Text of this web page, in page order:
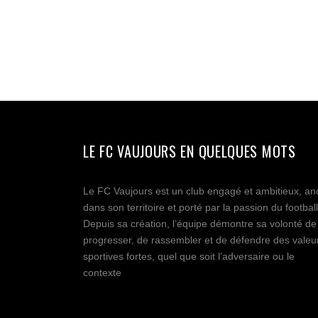
LE FC VAUJOURS EN QUELQUES MOTS
Le FC Vaujours est un club engagé et ambitieux,
dans son territoire et porté par la passion du football.
Depuis sa création, l’équipe démontre sa volonté de
progresser, de rassembler et de défendre des
sportives fortes, quel que soit l’adversaire ou le
contexte